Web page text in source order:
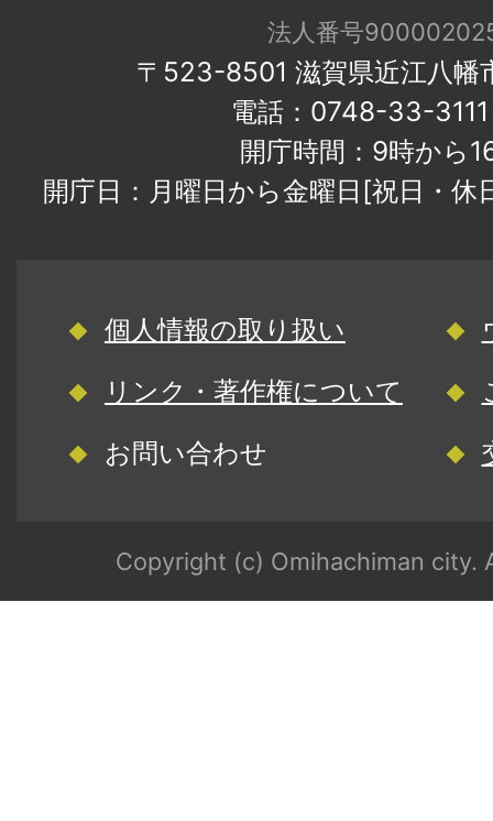
法人番号
〒523-8501 滋賀県近江八幡
電話：0748-33-
開庁時間：9時から
開庁日：月曜日から金曜日[祝日・
個人情報の取り扱い
リンク・著作権について
お問い合わせ
Copyright (c) Omihachiman city.